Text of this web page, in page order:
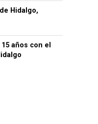
Hidalgo,
años con el